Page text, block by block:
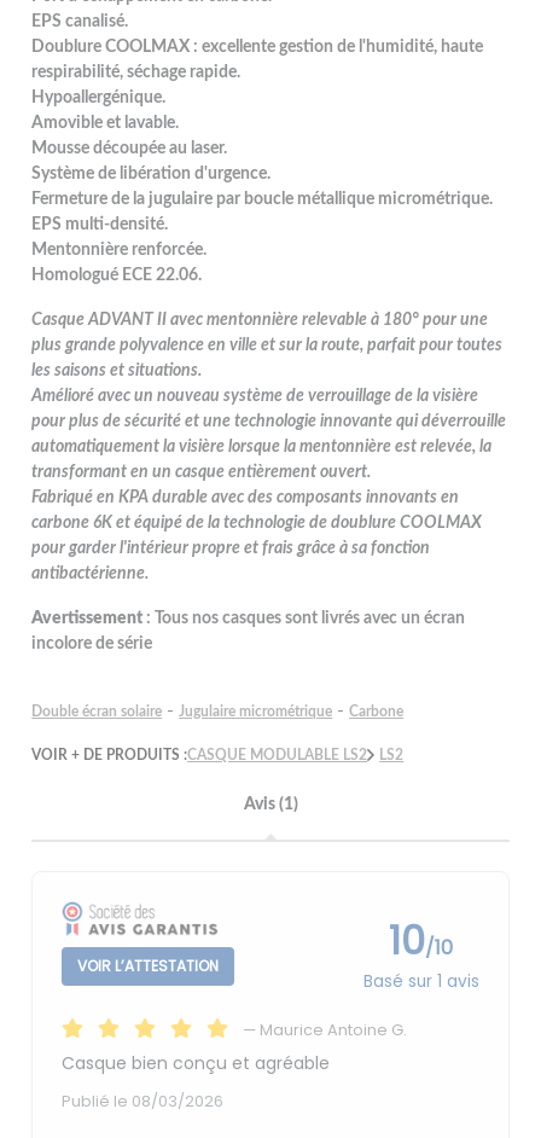
EPS canalisé.
Doublure COOLMAX : excellente gestion de l'humidité, haute
respirabilité, séchage rapide.
Hypoallergénique.
Amovible et lavable.
Mousse découpée au laser.
Système de libération d'urgence.
Fermeture de la jugulaire par boucle métallique micrométrique.
EPS multi-densité.
Mentonnière renforcée.
Homologué ECE 22.06.
Casque ADVANT II avec mentonnière relevable à 180° pour une
plus grande polyvalence en ville et sur la route, parfait pour toutes
les saisons et situations.
Amélioré avec un nouveau système de verrouillage de la visière
pour plus de sécurité et une technologie innovante qui déverrouille
automatiquement la visière lorsque la mentonnière est relevée, la
transformant en un casque entièrement ouvert.
Fabriqué en KPA durable avec des composants innovants en
carbone 6K et équipé de la technologie de doublure COOLMAX
pour garder l'intérieur propre et frais grâce à sa fonction
antibactérienne.
Avertissement : Tous nos casques sont livrés avec un écran
incolore de série
Double écran solaire - Jugulaire micrométrique -Carbone
VOIR + DE PRODUITS :CASQUE MODULABLE LS2 LS2
Avis (1)
VOIR L’ATTESTATION 10/10
Basé sur 1 avis
— Maurice Antoine G.
Casque bien conçu et agréable
Publié le 08/03/2026